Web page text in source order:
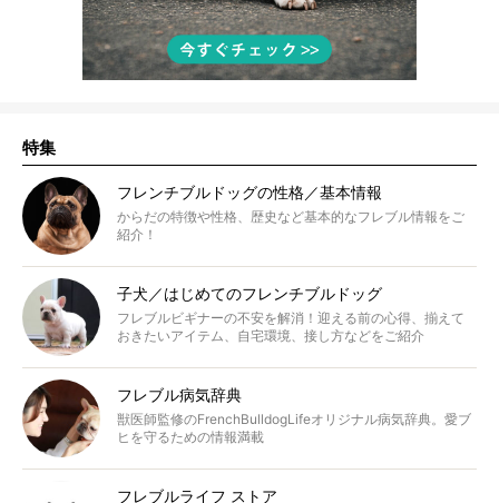
特集
フレンチブルドッグの性格／基本情報
からだの特徴や性格、歴史など基本的なフレブル情報をご
紹介！
子犬／はじめてのフレンチブルドッグ
フレブルビギナーの不安を解消！迎える前の心得、揃えて
おきたいアイテム、自宅環境、接し方などをご紹介
フレブル病気辞典
獣医師監修のFrenchBulldogLifeオリジナル病気辞典。愛ブ
ヒを守るための情報満載
フレブルライフ ストア